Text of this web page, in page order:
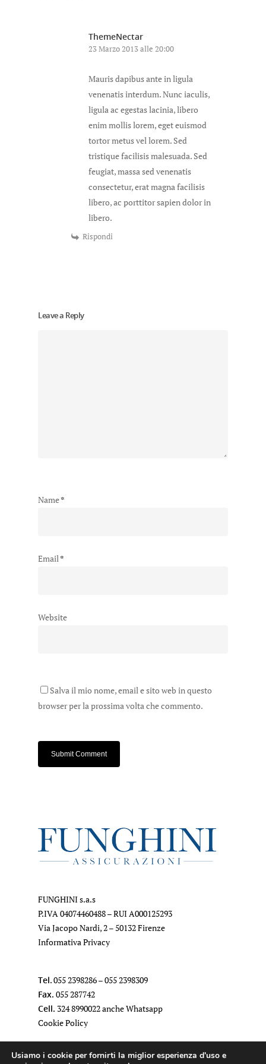
ThemeNectar
23 Marzo 2013 alle 20:00
Mauris dapibus ante in ligula
venenatis interdum. Nunc iaculis,
ligula ac egestas lacinia, libero
enim mollis lorem, eget euismod
tortor metus vel lorem. Sed
tristique facilisis malesuada. Sed
feugiat, massa sed venenatis
consectetur, erat magna facilisis
libero, ac porttitor sapien dolor in
libero.
Rispondi
Leave a Reply
Name*
Email*
Website
Salva il mio nome, email e sito web in questo
browser per la prossima volta che commento.
FUNGHINI s.a.s
P.IVA 04074460488 – RUI A000125293
Via Jacopo Nardi, 2 – 50132 Firenze
Informativa Privacy
Tel.055 2398286–055 2398309
Fax. 055 287742
Cell. 324 8990022anche Whatsapp
Cookie Policy
Mail.funghiniassicurazioni@gmail.com
Usiamo i cookie per fornirti la miglior esperienza d'uso e